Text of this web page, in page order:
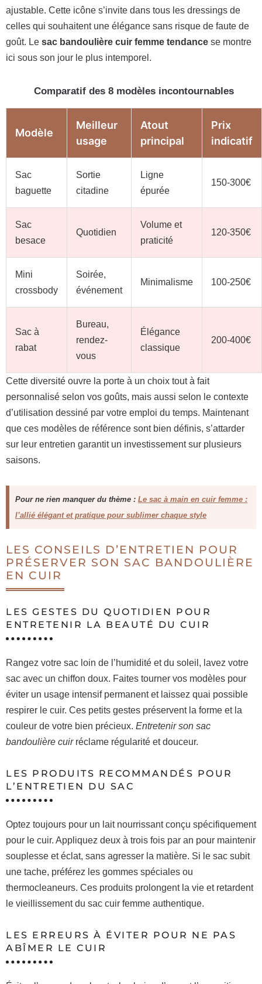
ajustable. Cette icône s’invite dans tous les dressings de
celles qui souhaitent une élégance sans risque de faute de
goût. Le sac bandoulière cuir femme tendance se montre
ici sous son jour le plus intemporel.
Comparatif des 8 modèles incontournables
Modèle
Meilleur
usage
Atout
principal
Prix
indicatif
Sac
baguette
Sortie
citadine
Ligne
épurée
150-300€
Sac
besace
Quotidien
Volume et
praticité
120-350€
Mini
crossbody
Soirée,
événement
Minimalisme 100-250€
Sac à
rabat
Bureau,
rendez-
vous
Élégance
classique
200-400€
Cette diversité ouvre la porte à un choix tout à fait
personnalisé selon vos goûts, mais aussi selon le contexte
d’utilisation dessiné par votre emploi du temps. Maintenant
que ces modèles de référence sont bien définis, s’attarder
sur leur entretien garantit un investissement sur plusieurs
saisons.
Pour ne rien manquer du thème : Le sac à main en cuir femme :
l’allié élégant et pratique pour sublimer chaque style
LES CONSEILS D’ENTRETIEN POUR
PRÉSERVER SON SAC BANDOULIÈRE
EN CUIR
LES GESTES DU QUOTIDIEN POUR
ENTRETENIR LA BEAUTÉ DU CUIR
Rangez votre sac loin de l’humidité et du soleil, lavez votre
sac avec un chiffon doux. Faites tourner vos modèles pour
éviter un usage intensif permanent et laissez quai possible
respirer le cuir. Ces petits gestes préservent la forme et la
couleur de votre bien précieux. Entretenir son sac
bandoulière cuirréclame régularité et douceur.
LES PRODUITS RECOMMANDÉS POUR
L’ENTRETIEN DU SAC
Optez toujours pour un lait nourrissant conçu spécifiquement
pour le cuir. Appliquez deux à trois fois par an pour maintenir
souplesse et éclat, sans agresser la matière. Si le sac subit
une tache, préférez les gommes spéciales ou
thermocleaneurs. Ces produits prolongent la vie et retardent
le vieillissement du sac cuir femme authentique.
LES ERREURS À ÉVITER POUR NE PAS
ABÎMER LE CUIR